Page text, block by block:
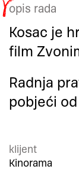
opis rada
Kosac je
film
Radnja
pobjeći
klijent
Kinorama